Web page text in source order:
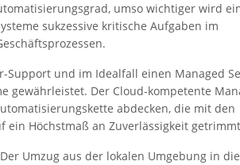
umso wichtiger wird
sukzessive kritische Aufgaben im
und im Idealfall einen Managed
gewährleistet. Der Cloud-kompetente
abdecken, die mit den
Höchstmaß an Zuverlässigkeit
Umzug aus der lokalen Umgebung in